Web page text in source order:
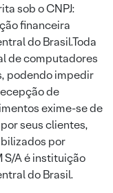
sob o CNPJ:
financeira
do Brasil.Toda
de computadores
podendo impedir
de
exime-se de
seus clientes,
por
S/A é instituição
do Brasil.